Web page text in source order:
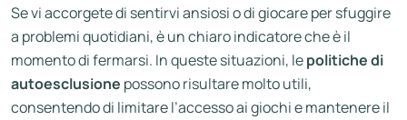
Se vi accorgete di sentirvi ansiosi o di giocare per sfuggire
a problemi quotidiani, è un chiaro indicatore che è il
momento di fermarsi. In queste situazioni, lepolitiche di
autoesclusione possono risultare molto utili,
consentendo di limitare l’accesso ai giochi e mantenere il